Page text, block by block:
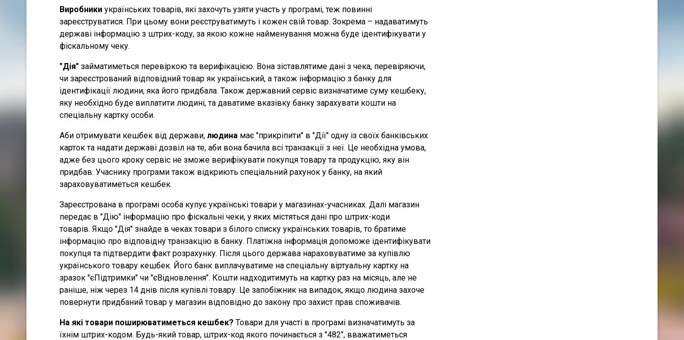
Виробники українських товарів, які захочуть узяти участь у програмі, теж повинні
зареєструватися. При цьому вони реєструватимуть і кожен свій товар. Зокрема – надаватимуть
державі інформацію з штрих-коду, за якою кожне найменування можна буде ідентифікувати у
фіскальному чеку.
"Дія" займатиметься перевіркою та верифікацією. Вона зіставлятиме дані з чека, перевіряючи,
чи зареєстрований відповідний товар як український, а також інформацію з банку для
ідентифікації людини, яка його придбала. Також державний сервіс визначатиме суму кешбеку,
яку необхідно буде виплатити людині, та даватиме вказівку банку зарахувати кошти на
спеціальну картку особи.
Аби отримувати кешбек від держави, людина має "прикріпити" в "Дії" одну із своїх банківських
карток та надати державі дозвіл на те, аби вона бачила всі транзакції з неї. Це необхідна умова,
адже без цього кроку сервіс не зможе верифікувати покупця товару та продукцію, яку він
придбав. Учаснику програми також відкриють спеціальний рахунок у банку, на який
зараховуватиметься кешбек.
Зареєстрована в програмі особа купує українські товари у магазинах-учасниках. Далі магазин
передає в "Дію" інформацію про фіскальні чеки, у яких містяться дані про штрих-коди
товарів. Якщо "Дія" знайде в чеках товари з білого списку українських товарів, то братиме
інформацію про відповідну транзакцію в банку. Платіжна інформація допоможе ідентифікувати
покупця та підтвердити факт розрахунку. Після цього держава нараховуватиме за купівлю
українського товару кешбек. Його банк виплачуватиме на спеціальну віртуальну картку на
зразок "єПідтримки" чи "єВідновлення". Кошти надходитимуть на картку раз на місяць, але не
раніше, ніж через 14 днів після купівлі товару. Це запобіжник на випадок, якщо людина захоче
повернути придбаний товар у магазин відповідно до закону про захист прав споживачів.
На які товари поширюватиметься кешбек? Товари для участі в програмі визначатимуть за
їхнім штрих-кодом. Будь-який товар, штрих-код якого починається з "482", вважатиметься